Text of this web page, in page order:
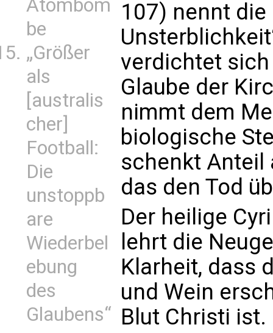
Atombom
be
„Größer
als
[australis
cher]
Football:
Die
unstoppb
are
Wiederbel
ebung
des
Glaubens“
107) nennt die
verdichtet
Glaube der
nimmt dem
biologische
schenkt Anteil
das den Tod
Der heilige
lehrt die
Klarheit, dass
und Wein
Blut Christi ist.